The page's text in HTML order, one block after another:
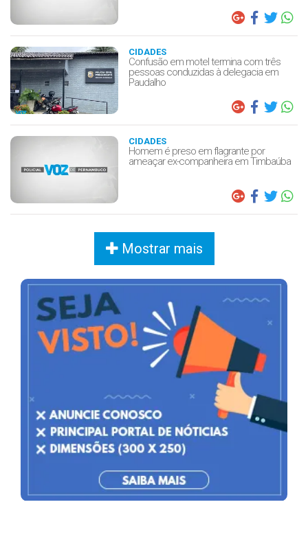
CIDADES
Confusão em motel termina com três
pessoas conduzidas à delegacia em
Paudalho
CIDADES
Homem é preso em flagrante por
ameaçar ex-companheira em Timbaúba
Mostrar mais